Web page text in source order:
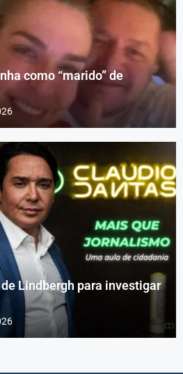
como “marido” de
Lindbergh para investigar